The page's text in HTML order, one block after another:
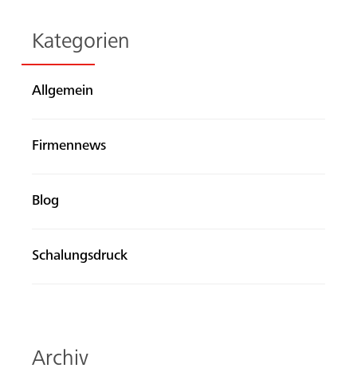
Kategorien
Allgemein
Firmennews
Blog
Schalungsdruck
Archiv